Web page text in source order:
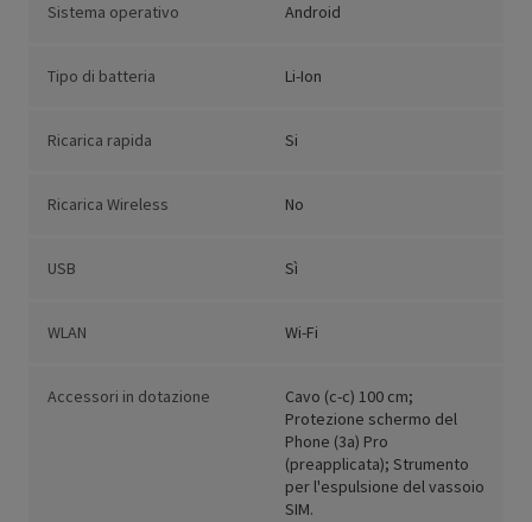
Sistema operativo Android
Tipo di batteria Li-Ion
Ricarica rapida Si
Ricarica Wireless No
USB Sì
WLAN Wi-Fi
Accessori in dotazione
Cavo (c-c) 100 cm;
Protezione schermo del
Phone (3a) Pro
(preapplicata); Strumento
per l'espulsione del vassoio
SIM.